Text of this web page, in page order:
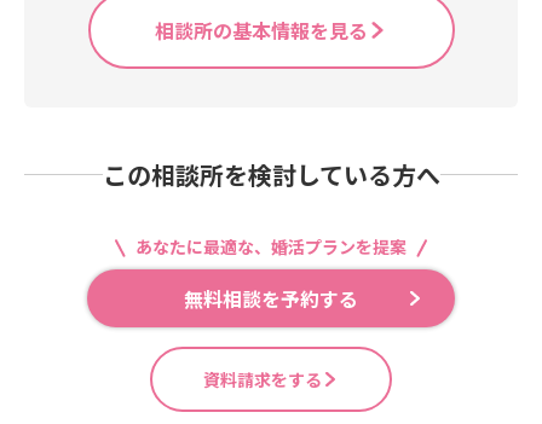
相談所の基本情報を見る
この相談所を検討している方へ
あなたに最適な、婚活プランを提案
無料相談を予約する
資料請求をする